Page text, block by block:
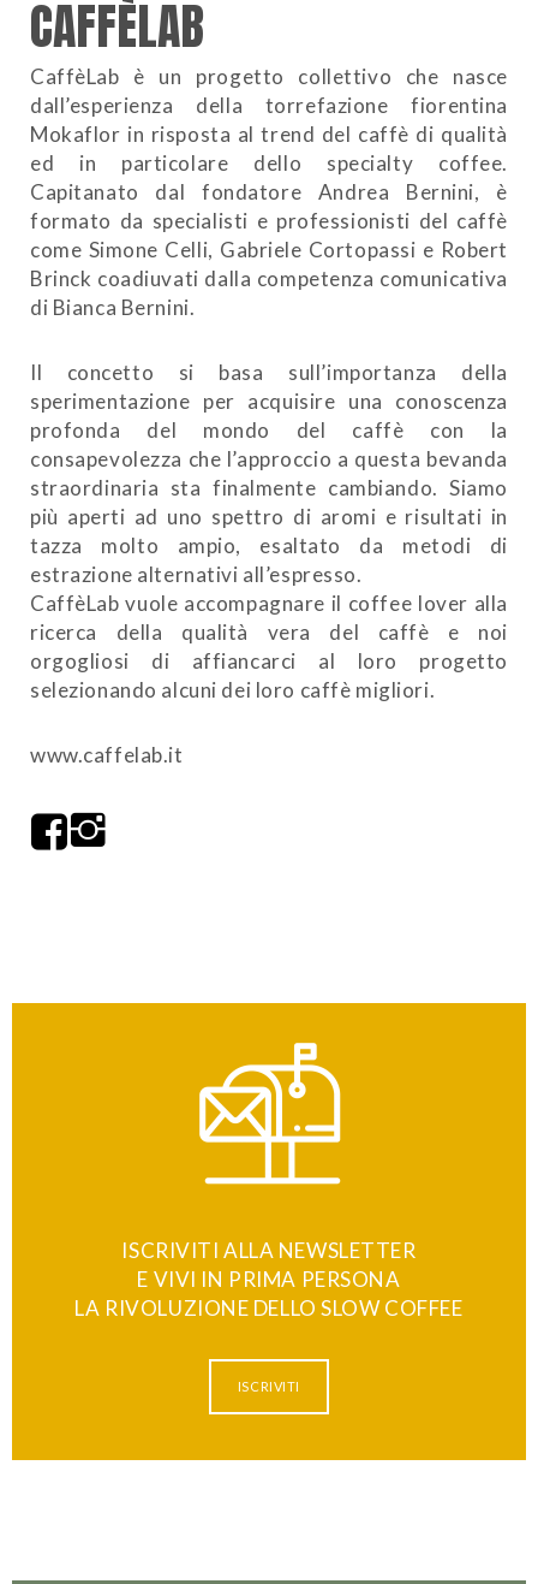
CAFFÈLAB
CaffèLab è un progetto collettivo che nasce
dall’esperienza della torrefazione fiorentina
Mokaflor in risposta al trend del caffè di qualità
ed in particolare dello specialty coffee.
Capitanato dal fondatore Andrea Bernini, è
formato da specialisti e professionisti del caffè
come Simone Celli, Gabriele Cortopassi e Robert
Brinck coadiuvati dalla competenza comunicativa
di Bianca Bernini.
Il concetto si basa sull’importanza della
sperimentazione per acquisire una conoscenza
profonda del mondo del caffè con la
consapevolezza che l’approccio a questa bevanda
straordinaria sta finalmente cambiando. Siamo
più aperti ad uno spettro di aromi e risultati in
tazza molto ampio, esaltato da metodi di
estrazione alternativi all’espresso.
CaffèLab vuole accompagnare il coffee lover alla
ricerca della qualità vera del caffè e noi
orgogliosi di affiancarci al loro progetto
selezionando alcuni dei loro caffè migliori.
www.caffelab.it
ISCRIVITI ALLA NEWSLETTER
E VIVI IN PRIMA PERSONA
LA RIVOLUZIONE DELLO SLOW COFFEE
ISCRIVITI